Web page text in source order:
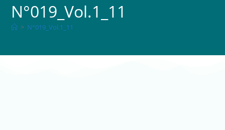
N°019_Vol.1_11
> N°019_Vol.1_11